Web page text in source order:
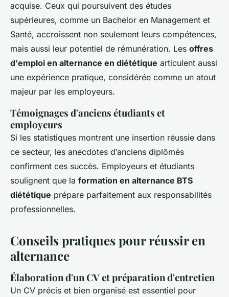
acquise. Ceux qui poursuivent des études
supérieures, comme un Bachelor en Management et
Santé, accroissent non seulement leurs compétences,
mais aussi leur potentiel de rémunération. Les offres
d'emploi en alternance en diététique articulent aussi
une expérience pratique, considérée comme un atout
majeur par les employeurs.
Témoignages d'anciens étudiants et
employeurs
Si les statistiques montrent une insertion réussie dans
ce secteur, les anecdotes d’anciens diplômés
confirment ces succès. Employeurs et étudiants
soulignent que la formation en alternance BTS
diététique prépare parfaitement aux responsabilités
professionnelles.
Conseils pratiques pour réussir en
alternance
Élaboration d'un CV et préparation d'entretien
Un CV précis et bien organisé est essentiel pour